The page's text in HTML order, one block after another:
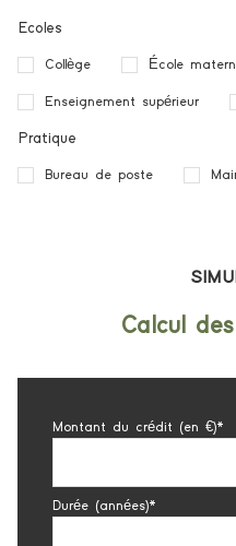
Ecoles
Collège École
Enseignement supérieur
Pratique
Bureau de poste
Calcul
Montant du crédit (en €)*
Durée (années)*